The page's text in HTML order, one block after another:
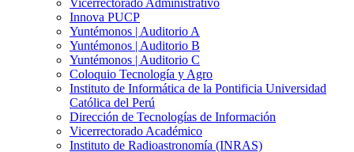
Vicerrectorado Administrativo
Innova PUCP
Yuntémonos | Auditorio A
Yuntémonos | Auditorio B
Yuntémonos | Auditorio C
Coloquio Tecnología y Agro
Instituto de Informática de la Pontificia Universidad
Católica del Perú
Dirección de Tecnologías de Información
Vicerrectorado Académico
Instituto de Radioastronomía (INRAS)